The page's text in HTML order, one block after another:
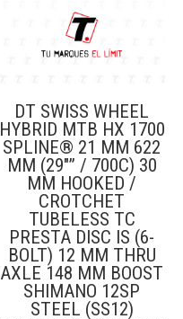
DT SWISS WHEEL
HYBRID MTB HX 1700
SPLINE® 21 MM 622
MM (29″” / 700C) 30
MM HOOKED /
CROTCHET
TUBELESS TC
PRESTA DISC IS (6-
BOLT) 12 MM THRU
AXLE 148 MM BOOST
SHIMANO 12SP
STEEL (SS12)